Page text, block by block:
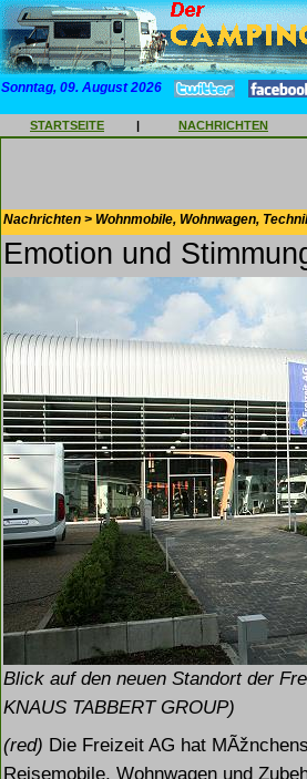
Sonntag, 09. August 2026
STARTSEITE | NACHRICHTEN
Nachrichten > Wohnmobile, Wohnwagen,
Emotion und
Blick auf den neuen Standort der
KNAUS TABBERT GROUP)
(red) Die Freizeit AG hat
Reisemobile, Wohnwagen und